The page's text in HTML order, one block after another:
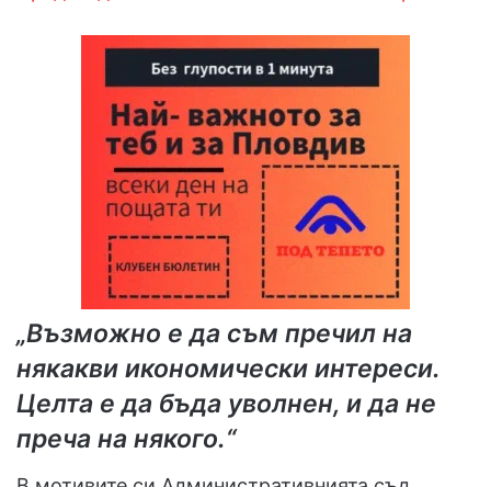
„Възможно е да съм пречил на
някакви икономически интереси.
Целта е да бъда уволнен, и да не
преча на някого.“